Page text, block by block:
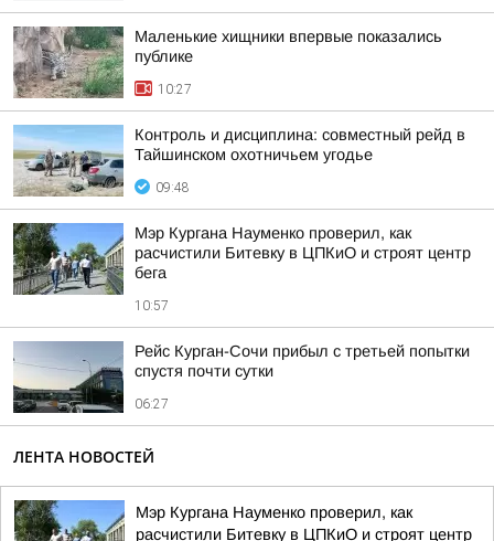
Маленькие хищники впервые показались
публике
10:27
Контроль и дисциплина: совместный рейд в
Тайшинском охотничьем угодье
09:48
Мэр Кургана Науменко проверил, как
расчистили Битевку в ЦПКиО и строят центр
бега
10:57
Рейс Курган-Сочи прибыл с третьей попытки
спустя почти сутки
06:27
ЛЕНТА НОВОСТЕЙ
Мэр Кургана Науменко проверил, как
расчистили Битевку в ЦПКиО и строят центр